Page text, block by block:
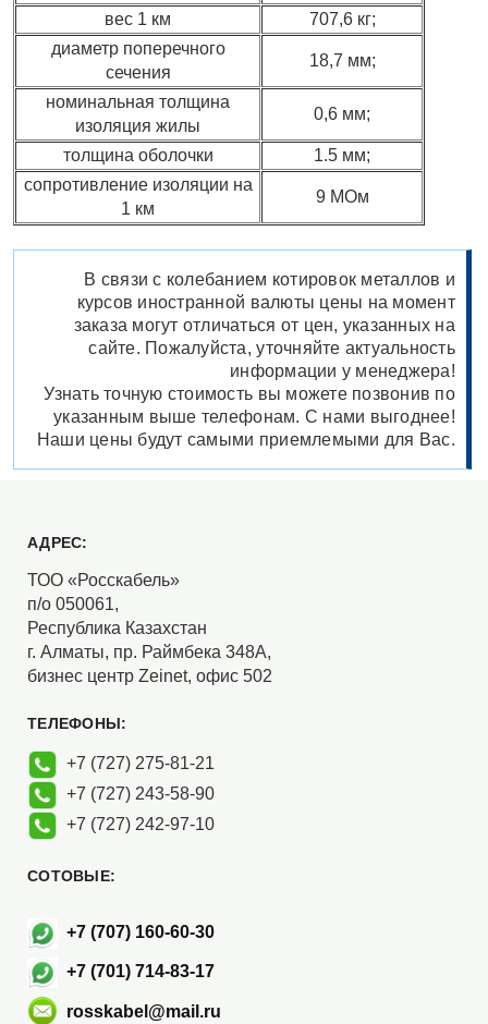
вес 1 км
707,6 кг;
диаметр поперечного
сечения
18,7 мм;
номинальная толщина
изоляция жилы
0,6 мм;
толщина оболочки
1.5 мм;
сопротивление изоляции на
1 км
9 МОм
В связи с колебанием котировок металлов и
курсов иностранной валюты цены на момент
заказа могут отличаться от цен, указанных на
сайте. Пожалуйста, уточняйте актуальность
информации у менеджера!
Узнать точную стоимость вы можете позвонив по
указанным выше телефонам. С нами выгоднее!
Наши цены будут самыми приемлемыми для Вас.
АДРЕС:
ТОО «Росскабель»
п/о 050061,
Республика Казахстан
г. Алматы, пр. Раймбека 348А,
бизнес центр Zeinet, офис 502
ТЕЛЕФОНЫ:
+7 (727) 275-81-21
+7 (727) 243-58-90
+7 (727) 242-97-10
СОТОВЫЕ:
+7 (707) 160-60-30
+7 (701) 714-83-17
rosskabel@mail.ru